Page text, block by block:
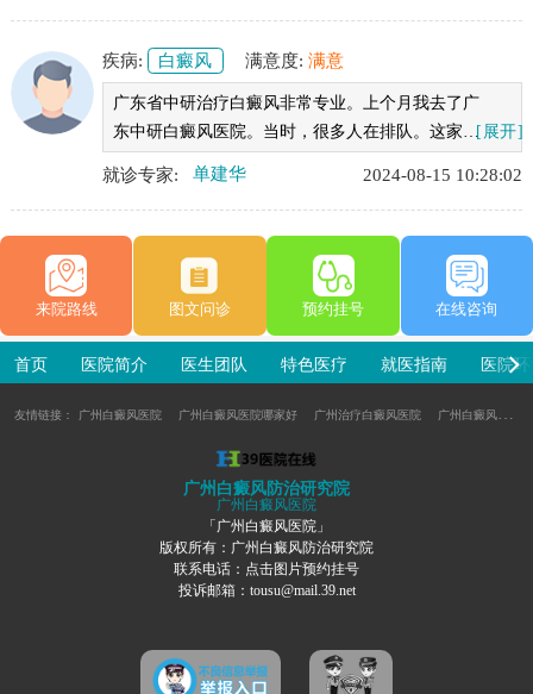
疾病: 白癜风 满意度: 满意
广东省中研治疗白癜风非常专业。上个月我去了广
东中研白癜风医院。当时，很多人在排队。这家医
识，并告诉我如何日常护理。单建华医生很有耐
心，真的是很感谢单医生。
[展开]
就诊专家: 单建华 2024-08-15 10:28:02
来院路线 图文问诊 预约挂号 在线咨询
首页 医院简介 医生团队 特色医疗 就医指南 医院
友情链接： 广州白癜风医院 广州白癜风医院哪家好 广州治疗白癜风医院 广州白癜风专科医院
广州白癜风防治研究院
广州白癜风医院
「广州白癜风医院」
版权所有：广州白癜风防治研究院
联系电话：点击图片预约挂号
投诉邮箱：tousu@mail.39.net